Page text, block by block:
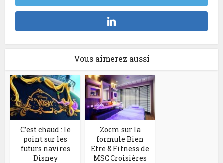
Vous aimerez aussi
C’est chaud : le
point sur les
futurs navires
Disney
Zoom sur la
formule Bien
Etre & Fitness de
MSC Croisières